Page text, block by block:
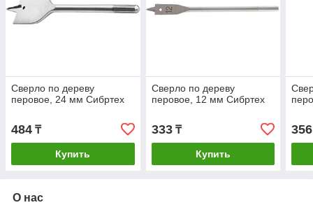
Сверло по дереву
перовое, 24 мм Сибртех
484 ₸
Купить
Сверло по дереву
перовое, 12 мм Сибртех
333₸
Купить
356
О нас